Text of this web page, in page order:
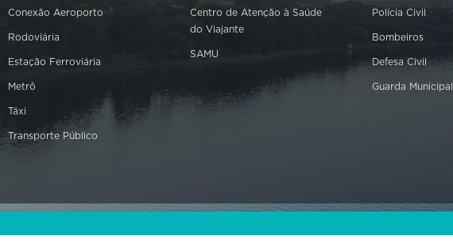
Conexão Aeroporto
Rodoviária
Estação Ferroviária
Metrô
Táxi
Transporte Público
Centro de Atenção à Saúde
do Viajante
SAMU
Polícia Civil
Bombeiros
Defesa Civil
Guarda Municipal